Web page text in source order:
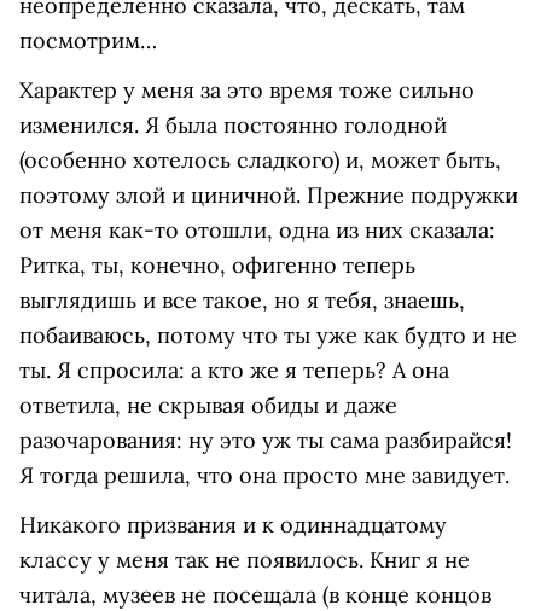
неопределенно сказала, что, дескать, там
посмотрим…
Характер у меня за это время тоже сильно
изменился. Я была постоянно голодной
(особенно хотелось сладкого) и, может быть,
поэтому злой и циничной. Прежние подружки
от меня как-то отошли, одна из них сказала:
Ритка, ты, конечно, офигенно теперь
выглядишь и все такое, но я тебя, знаешь,
побаиваюсь, потому что ты уже как будто и не
ты. Я спросила: а кто же я теперь? А она
ответила, не скрывая обиды и даже
разочарования: ну это уж ты сама разбирайся!
Я тогда решила, что она просто мне завидует.
Никакого призвания и к одиннадцатому
классу у меня так не появилось. Книг я не
читала, музеев не посещала (в конце концов